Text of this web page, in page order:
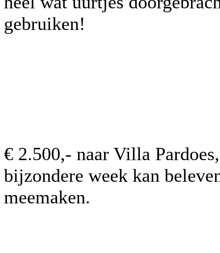
gebruiken!
€ 2.500,- naar Villa
bijzondere week kan
meemaken.